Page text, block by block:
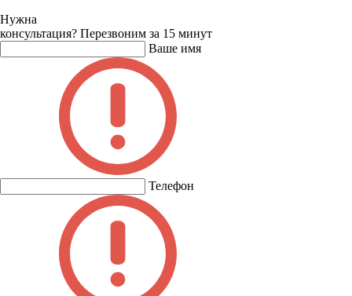
Нужна
консультация? Перезвоним за 15 минут
Ваше имя
Телефон